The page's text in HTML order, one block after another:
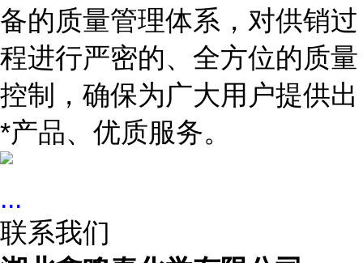
备的质量管理体系，对供销过
程进行严密的、全方位的质量
控制，确保为广大用户提供出
*产品、优质服务。
...
联系我们